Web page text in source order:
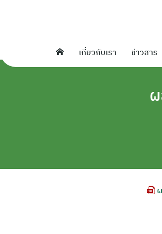
เกี่ยวกับเรา ข่าวสาร